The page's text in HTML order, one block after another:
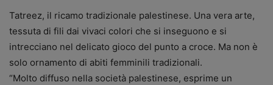
Tatreez, il ricamo tradizionale palestinese. Una vera arte,
tessuta di fili dai vivaci colori che si inseguono e si
intrecciano nel delicato gioco del punto a croce. Ma non è
solo ornamento di abiti femminili tradizionali.
“Molto diffuso nella società palestinese, esprime un